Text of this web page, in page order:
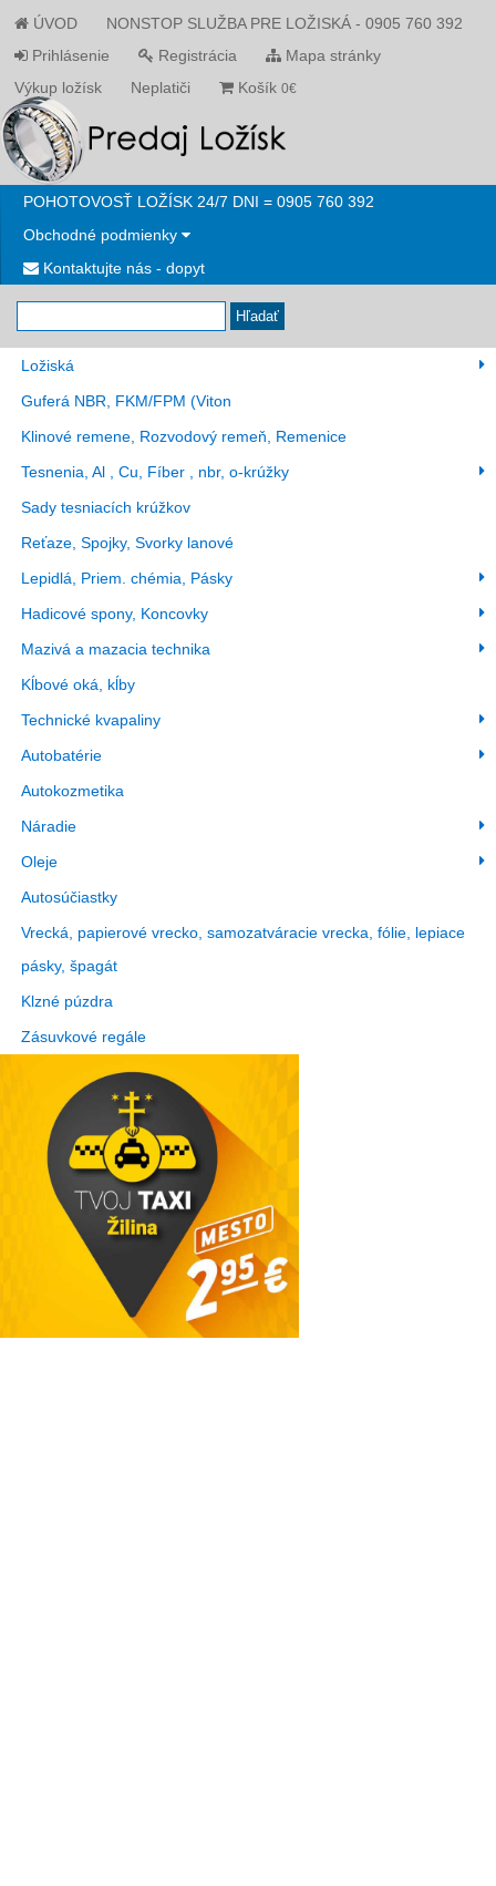
ÚVOD
NONSTOP SLUŽBA PRE LOŽISKÁ - 0905 760 392
Prihlásenie
Registrácia
Mapa stránky
Výkup ložísk
Neplatiči Košík 0€
POHOTOVOSŤ LOŽÍSK 24/7 DNI = 0905 760 392
Obchodné podmienky
Kontaktujte nás - dopyt
Hľadať
Ložiská
Guferá NBR, FKM/FPM (Viton
Klinové remene, Rozvodový remeň, Remenice
Tesnenia, Al , Cu, Fíber , nbr, o-krúžky
Sady tesniacích krúžkov
Reťaze, Spojky, Svorky lanové
Lepidlá, Priem. chémia, Pásky
Hadicové spony, Koncovky
Mazivá a mazacia technika
Kĺbové oká, kĺby
Technické kvapaliny
Autobatérie
Autokozmetika
Náradie
Oleje
Autosúčiastky
Vrecká, papierové vrecko, samozatváracie vrecka, fólie, lepiace
pásky, špagát
Klzné púzdra
Zásuvkové regále